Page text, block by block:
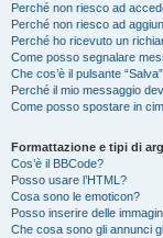
Perché non riesco ad
Perché non riesco ad
Perché ho ricevuto un
Come posso segnalare
Che cos’è il pulsante
Perché il mio messaggio
Come posso spostare in
Formattazione e tipi di
Cos’è il BBCode?
Posso usare l’HTML?
Cosa sono le emoticon?
Posso inserire delle
Che cosa sono gli annunci